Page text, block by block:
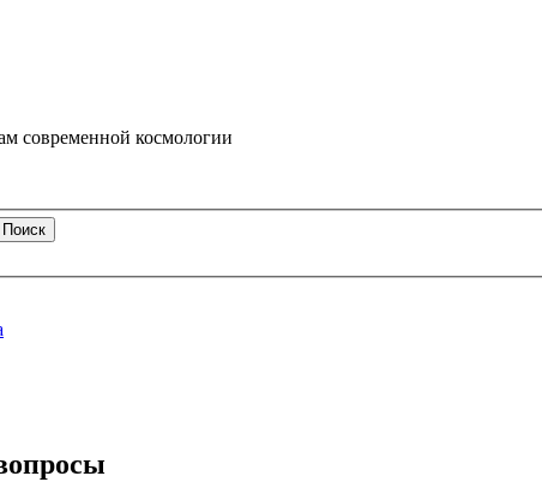
современной космологии